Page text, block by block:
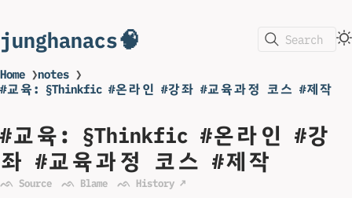
junghanacs🧠 Search
Home ❯notes ❯
#교육: §Thinkfic #온라인 #강좌 #교육과정 코스 #제작
#교육: §Thinkfic #온라인 #강
좌 #교육과정 코스 #제작
ᨒ Source ᨒ Blame ᨒ History ↗